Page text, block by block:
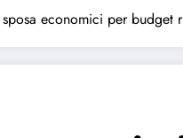
economici per budget